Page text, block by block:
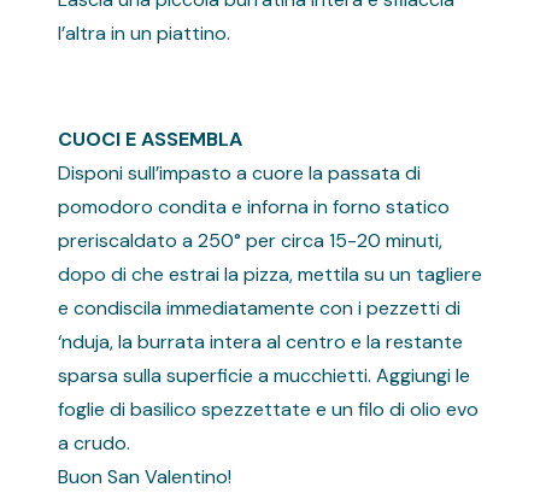
l’altra in un piattino.
CUOCI E ASSEMBLA
Disponi sull’impasto a cuore la passata di
pomodoro condita e inforna in forno statico
preriscaldato a 250° per circa 15-20 minuti,
dopo di che estrai la pizza, mettila su un tagliere
e condiscila immediatamente con i pezzetti di
‘nduja, la burrata intera al centro e la restante
sparsa sulla superficie a mucchietti. Aggiungi le
foglie di basilico spezzettate e un filo di olio evo
a crudo.
Buon San Valentino!